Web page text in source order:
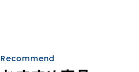
Recommend